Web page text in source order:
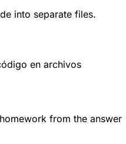
into separate files.
en archivos
from the answer